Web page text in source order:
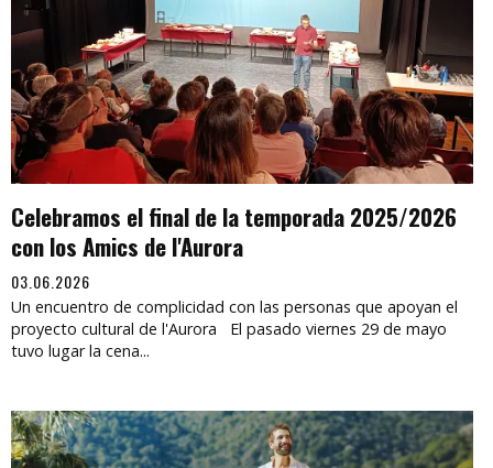
Celebramos el final de la temporada 2025/2026
con los Amics de l'Aurora
03.06.2026
Un encuentro de complicidad con las personas que apoyan el
proyecto cultural de l'Aurora El pasado viernes 29 de mayo
tuvo lugar la cena...